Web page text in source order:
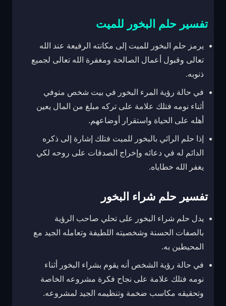
تفسير حلم البخور للميت
يرمز حلم البخور للميت إلى مكانته الرفيعة عند الله
تعالى وقبول أعمال الصالحة ومغفرة الله تعالى لجميع
ذنوبه.
في حالة رؤية المرء البخور في بيت شخص متوفي
أثناء نومه فتلك علامة على تركه مبلغ من المال يعين
أهله على الحياة واستقرار أوضاعهم.
إذا حلم الرائي بالبخور للميت فتلك إشارة إلى ذكره
الدائم له في دعائه وإخراج الصدقات على روحه لكي
يغفر الله خطاياه.
تفسير حلم شراء البخور
يدل حلم شراء البخور على تحلي صاحب الرؤية
بالصفات الحسنة وشخصيته اللطيفة وتعامله الجيد مع
المحيطين به.
في حالة رؤية الشخص أنه يقوم بشراء البخور أثناء
نومه فتلك علامة على نجاح فكرة مشروعه الخاصة
وتحقيقه مكاسب ضخمة وتنظيمه الجيد لمشروعه.